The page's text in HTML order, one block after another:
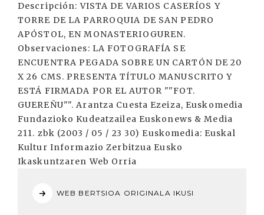
Descripción: VISTA DE VARIOS CASERÍOS Y
TORRE DE LA PARROQUIA DE SAN PEDRO
APÓSTOL, EN MONASTERIOGUREN.
Observaciones: LA FOTOGRAFÍA SE
ENCUENTRA PEGADA SOBRE UN CARTÓN DE 20
X 26 CMS. PRESENTA TÍTULO MANUSCRITO Y
ESTÁ FIRMADA POR EL AUTOR ""FOT.
GUEREÑU"". Arantza Cuesta Ezeiza, Euskomedia
Fundazioko Kudeatzailea Euskonews & Media
211. zbk (2003 / 05 / 23 30) Euskomedia: Euskal
Kultur Informazio Zerbitzua Eusko
Ikaskuntzaren Web Orria
WEB BERTSIOA ORIGINALA IKUSI